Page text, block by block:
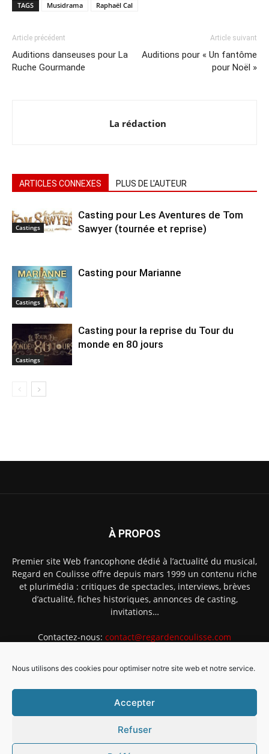
Nous utilisons des cookies pour optimiser notre site web et notre service.
Accepter
Refuser
TAGS Musidrama Raphaël Cal
Article précédent
Auditions danseuses pour La
Ruche Gourmande
Article suivant
Auditions pour « Un fantôme
pour Noël »
La rédaction
ARTICLES CONNEXES PLUS DE L'AUTEUR
Castings
Casting pour Les Aventures de Tom
Sawyer (tournée et reprise)
Castings
Casting pour Marianne
Castings
Casting pour la reprise du Tour du
monde en 80 jours
À PROPOS
Premier site Web francophone dédié à l’actualité du musical,
Regard en Coulisse offre depuis mars 1999 un contenu riche
et plurimédia : critiques de spectacles, interviews, brèves
d’actualité, fiches historiques, annonces de casting,
invitations…
Contactez-nous: contact@regardencoulisse.com